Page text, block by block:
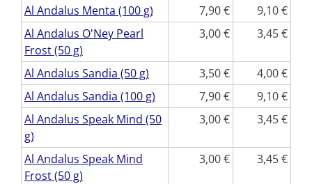
Al Andalus Menta (100 g)
7,90
9,10
Al Andalus O'Ney Pearl
Frost (50 g)
3,00 3,45
Al Andalus Sandia (50 g) 3,50
4,00
Al Andalus Sandia (100 g)
7,90
9,10
Al Andalus Speak Mind (50
g)
3,00 3,45
Al Andalus Speak Mind
Frost (50 g)
3,00 3,45